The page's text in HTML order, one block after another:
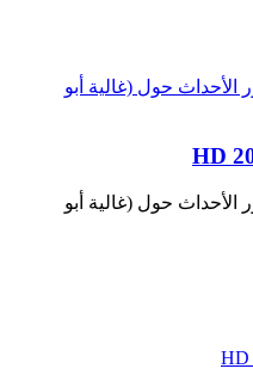
حول (غالية أبو
حول (غالية أبو